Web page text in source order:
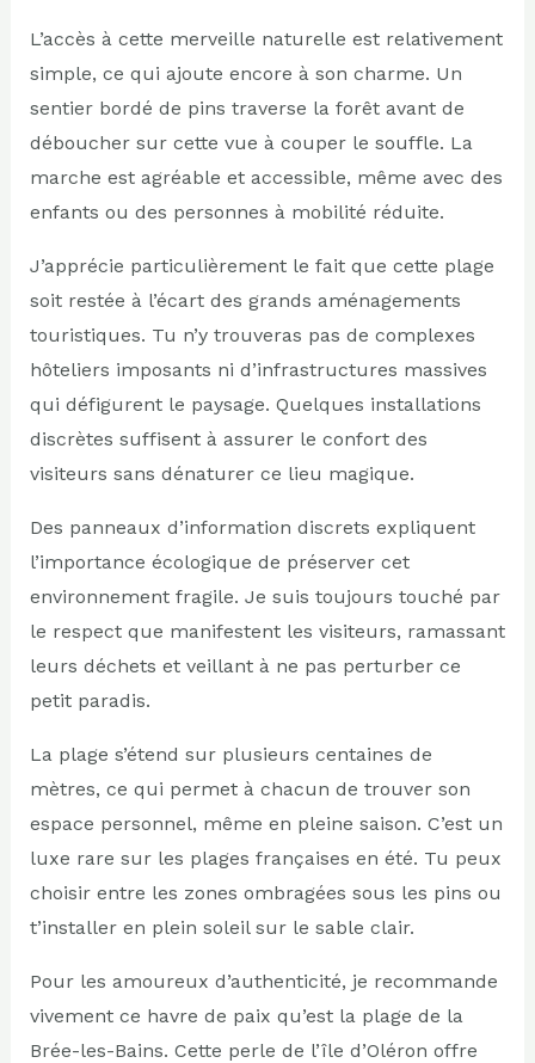
L’accès à cette merveille naturelle est relativement
simple, ce qui ajoute encore à son charme. Un
sentier bordé de pins traverse la forêt avant de
déboucher sur cette vue à couper le souffle. La
marche est agréable et accessible, même avec des
enfants ou des personnes à mobilité réduite.
J’apprécie particulièrement le fait que cette plage
soit restée à l’écart des grands aménagements
touristiques. Tu n’y trouveras pas de complexes
hôteliers imposants ni d’infrastructures massives
qui défigurent le paysage. Quelques installations
discrètes suffisent à assurer le confort des
visiteurs sans dénaturer ce lieu magique.
Des panneaux d’information discrets expliquent
l’importance écologique de préserver cet
environnement fragile. Je suis toujours touché par
le respect que manifestent les visiteurs, ramassant
leurs déchets et veillant à ne pas perturber ce
petit paradis.
La plage s’étend sur plusieurs centaines de
mètres, ce qui permet à chacun de trouver son
espace personnel, même en pleine saison. C’est un
luxe rare sur les plages françaises en été. Tu peux
choisir entre les zones ombragées sous les pins ou
t’installer en plein soleil sur le sable clair.
Pour les amoureux d’authenticité, je recommande
vivement ce havre de paix qu’est la plage de la
Brée-les-Bains. Cette perle de l’île d’Oléron offre